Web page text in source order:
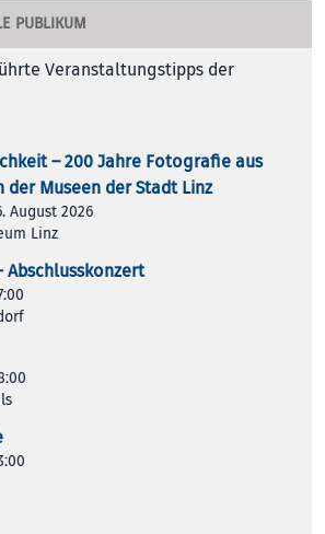
PUBLIKUM
Veranstaltungstipps der
– 200 Jah­re Foto­gra­fie aus
der Muse­en der Stadt Linz
August 2026
Linz
Abschlusskonzert